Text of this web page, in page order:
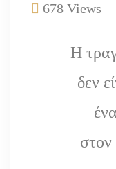
678 Views
Η
δεν
στον